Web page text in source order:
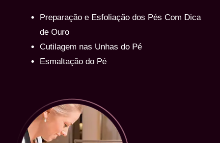
Preparação e Esfoliação dos Pés Com Dica
de Ouro
Cutilagem nas Unhas do Pé
Esmaltação do Pé